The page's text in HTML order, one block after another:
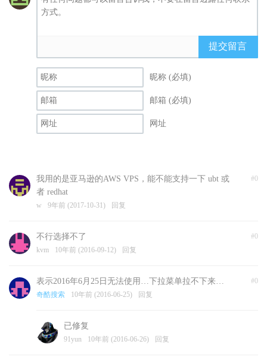
提交留言
昵称 (必填)
邮箱 (必填)
网址
#0
我用的是亚马逊的AWS VPS，能不能支持一下 ubt 或
者 redhat
w 9年前 (2017-10-31) 回复
#0
不行选择不了
kvm 10年前 (2016-09-12) 回复
#0
表示2016年6月25日无法使用…下拉菜单拉不下来…
奇酷搜索 10年前 (2016-06-25) 回复
已修复
91yun 10年前 (2016-06-26) 回复